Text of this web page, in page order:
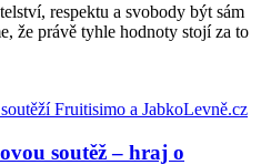
respektu a svobody být sám
že právě tyhle hodnoty stojí za to
soutěž – hraj o